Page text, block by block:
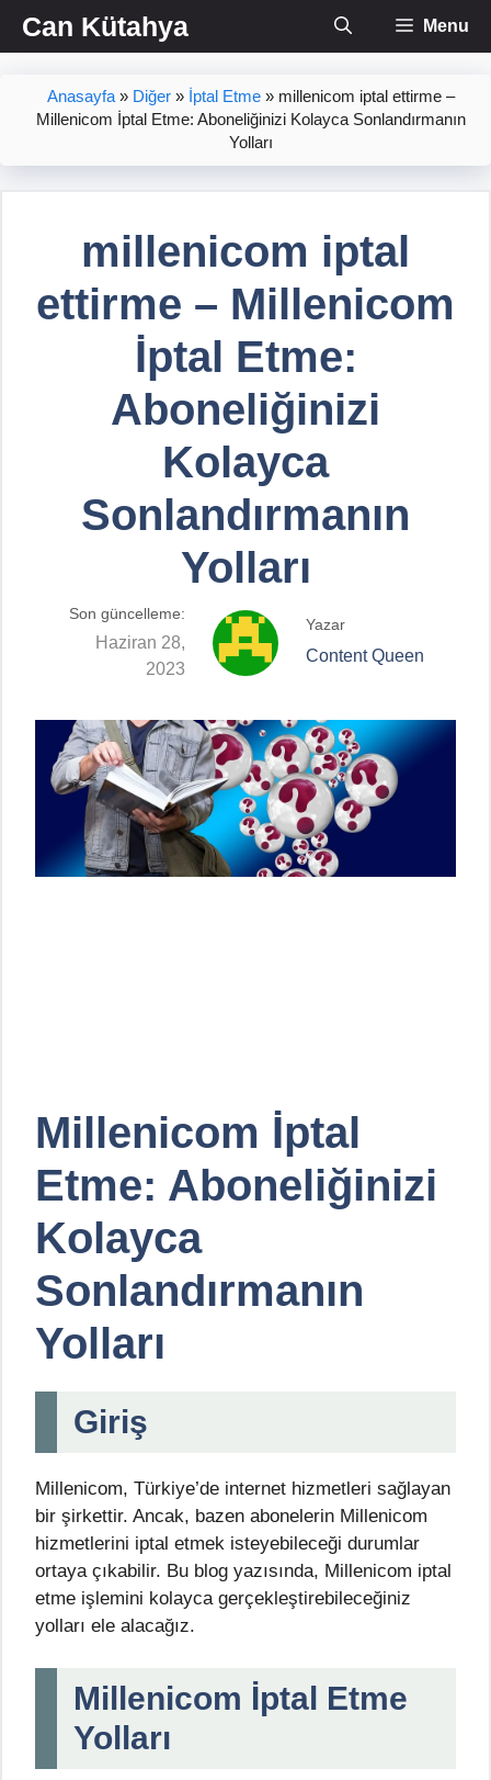
İçeriğe
atlaCan Kütahya Menu
Anasayfa » Diğer » İptal Etme » millenicom iptal ettirme –
Millenicom İptal Etme: Aboneliğinizi Kolayca Sonlandırmanın
Yolları
millenicom iptal
ettirme – Millenicom
İptal Etme:
Aboneliğinizi
Kolayca
Sonlandırmanın
Yolları
Son güncelleme:
Haziran 28,
2023
Yazar
Content Queen
Millenicom İptal
Etme: Aboneliğinizi
Kolayca
Sonlandırmanın
Yolları
Giriş
Millenicom, Türkiye’de internet hizmetleri sağlayan
bir şirkettir. Ancak, bazen abonelerin Millenicom
hizmetlerini iptal etmek isteyebileceği durumlar
ortaya çıkabilir. Bu blog yazısında, Millenicom iptal
etme işlemini kolayca gerçekleştirebileceğiniz
yolları ele alacağız.
Millenicom İptal Etme
Yolları